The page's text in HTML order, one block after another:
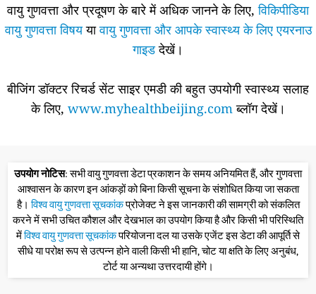
वायु गुणवत्ता और प्रदूषण के बारे में अधिक जानने के लिए,विकिपीडिया
वायु गुणवत्ता विषययावायु गुणवत्ता और आपके स्वास्थ्य के लिए एयरनाउ
गाइडदेखें।
बीजिंग डॉक्टर रिचर्ड सेंट साइर एमडी की बहुत उपयोगी स्वास्थ्य सलाह
के लिए, www.myhealthbeijing.comब्लॉग देखें।
उपयोग नोटिस: सभी वायु गुणवत्ता डेटा प्रकाशन के समय अनियमित हैं, और गुणवत्ता
आश्वासन के कारण इन आंकड़ों को बिना किसी सूचना के संशोधित किया जा सकता
है।विश्व वायु गुणवत्ता सूचकांकप्रोजेक्ट ने इस जानकारी की सामग्री को संकलित
करने में सभी उचित कौशल और देखभाल का उपयोग किया है और किसी भी परिस्थिति
मेंविश्व वायु गुणवत्ता सूचकांकपरियोजना दल या उसके एजेंट इस डेटा की आपूर्ति से
सीधे या परोक्ष रूप से उत्पन्न होने वाली किसी भी हानि, चोट या क्षति के लिए अनुबंध,
टोर्ट या अन्यथा उत्तरदायी होंगे।